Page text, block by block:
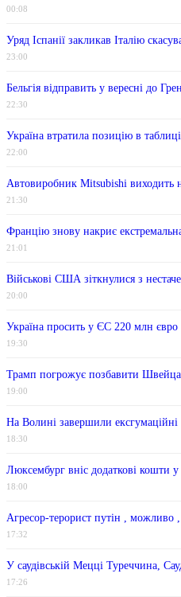
00:08
Уряд Іспанії закликав Італію
23:00
Бельгія відправить у вересні до
22:30
Україна втратила позицію в
22:00
Автовиробник Mitsubishi виходить
21:30
Францію знову накриє
21:01
Військові США зіткнулися з
20:00
Україна просить у ЄС 220 млн
19:30
Трамп погрожує позбавити
19:00
На Волині завершили
18:30
Люксембург вніс додаткові кошти
18:00
Агресор-терорист путін , можливо
17:32
У саудівській Мецці Туреччина,
17:26